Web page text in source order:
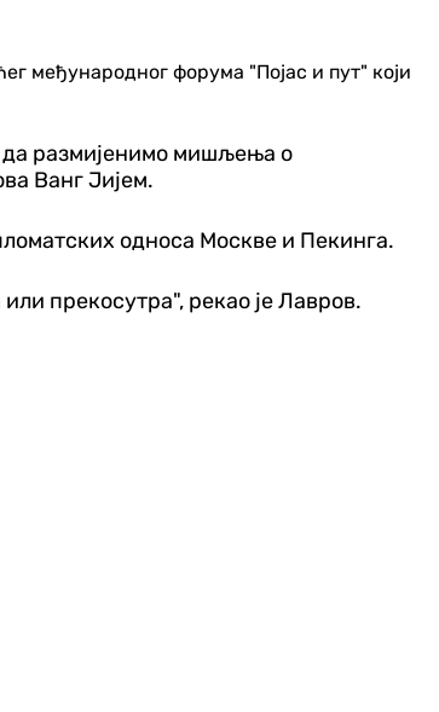
међународног форума "Појас и пут" који
да размијенимо мишљења о
Ванг Јијем.
односа Москве и Пекинга.
прекосутра", рекао је Лавров.